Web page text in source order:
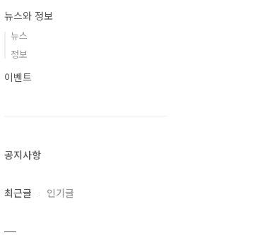
뉴스와 정보
뉴스
정보
이벤트
공지사항
최근글 인기글